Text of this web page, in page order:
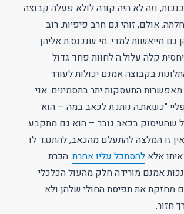
וזה לא היה קורה לולא פעלה קבוצה
אולם, זוהי גם חרב פיפיות. רוב
גם מייאשות למדי. מי שנכנס.ת אליהן
קלה עלול.ה לחוות פחד גדול
בקבוצה אמנם יכולות לעורר
התעסקות יתר בתסמינים. אני
"כשאת.ה נותנ.ת לכאב במה – הוא
שהעיסוק בכאב גובר – הוא גם מתקבע
זו המלצה להתעלם מהכאב, להתנגד לו
איתו אלאלהסתכל עליו אחרת. הכרת
אמנם מורידה חלק מהעול הכלכלי
מחזקת את תפיסת החולי שלהן ולא
חזור.